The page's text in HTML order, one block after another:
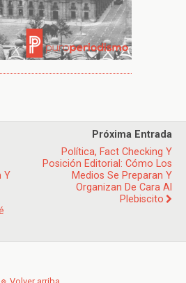
Y
Próxima Entrada
Política, Fact Checking Y
Posición Editorial: Cómo Los
Medios Se Preparan Y
Organizan De Cara Al
Plebiscito